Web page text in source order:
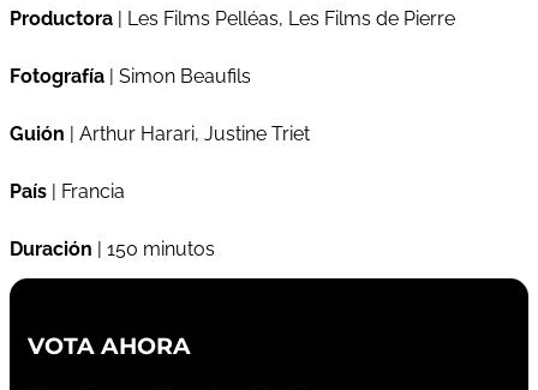
Productora | Les Films Pelléas, Les Films de Pierre
Fotografía | Simon Beaufils
Guión | Arthur Harari, Justine Triet
País | Francia
Duración | 150 minutos
VOTA AHORA